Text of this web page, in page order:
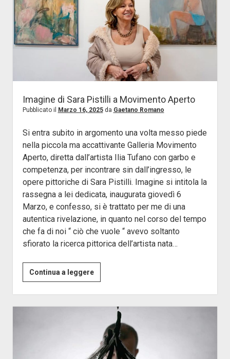
aspettavamo
Imagine di Sara Pistilli a Movimento Aperto
Pubblicato il Marzo 16, 2025da Gaetano Romano
Si entra subito in argomento una volta messo piede
nella piccola ma accattivante Galleria Movimento
Aperto, diretta dall’artista Ilia Tufano con garbo e
competenza, per incontrare sin dall’ingresso, le
opere pittoriche di Sara Pistilli. Imagine si intitola la
rassegna a lei dedicata, inaugurata giovedì 6
Marzo, e confesso, si è trattato per me di una
autentica rivelazione, in quanto nel corso del tempo
che fa di noi “ ciò che vuole “ avevo soltanto
sfiorato la ricerca pittorica dell’artista nata…
Continua a leggereImagine
di
Sara
Pistilli
Movimento
Aperto